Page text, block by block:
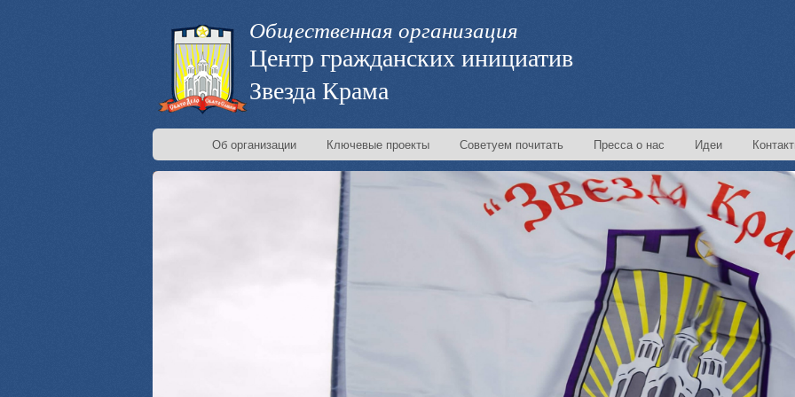
Общественная организация
Центр гражданских инициатив
Звезда Крама
Об организации Ключевые проекты Советуем почитать Пресса о нас Идеи